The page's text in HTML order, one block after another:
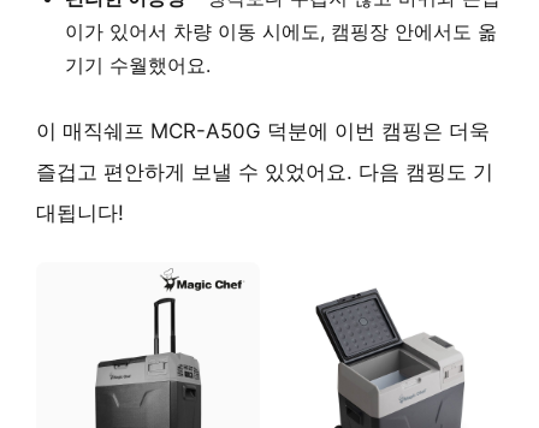
이가 있어서 차량 이동 시에도, 캠핑장 안에서도 옮
기기 수월했어요.
이 매직쉐프 MCR-A50G 덕분에 이번 캠핑은 더욱
즐겁고 편안하게 보낼 수 있었어요. 다음 캠핑도 기
대됩니다!